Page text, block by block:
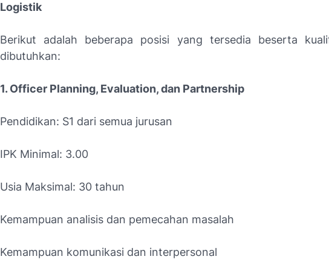
Logistik
Berikut adalah beberapa posisi yang tersedia beserta
dibutuhkan:
1. Officer Planning, Evaluation, dan Partnership
Pendidikan: S1 dari semua jurusan
IPK Minimal: 3.00
Usia Maksimal: 30 tahun
Kemampuan analisis dan pemecahan masalah
Kemampuan komunikasi dan interpersonal